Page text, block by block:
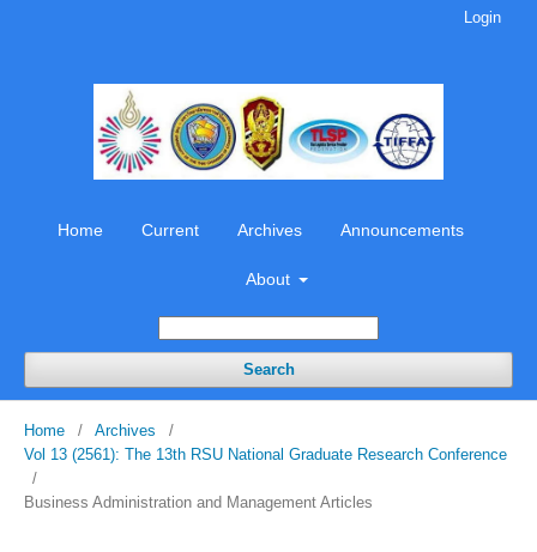
Home Current Archives Announcements
About
Search
Login
Home / Archives
/
Vol 13 (2561): The 13th RSU National Graduate Research Conference
/
Business Administration and Management Articles